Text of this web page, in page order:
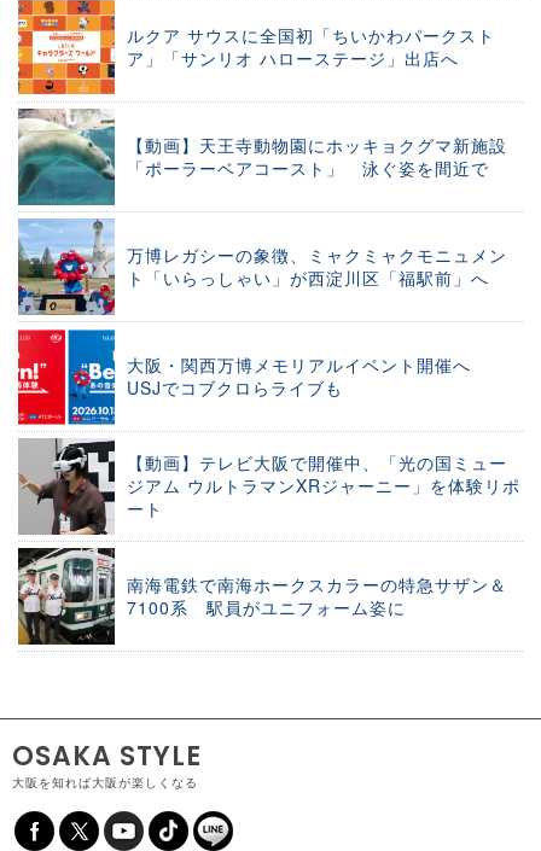
ルクア サウスに全国初「ちいかわパークスト
ア」「サンリオ ハローステージ」出店へ
【動画】天王寺動物園にホッキョクグマ新施設
「ポーラーベアコースト」 泳ぐ姿を間近で
万博レガシーの象徴、ミャクミャクモニュメン
ト「いらっしゃい」が西淀川区「福駅前」へ
大阪・関西万博メモリアルイベント開催へ
USJでコブクロらライブも
【動画】テレビ大阪で開催中、「光の国ミュー
ジアム ウルトラマンXRジャーニー」を体験リポ
ート
南海電鉄で南海ホークスカラーの特急サザン＆
7100系 駅員がユニフォーム姿に
OSAKA STYLE
大阪を知れば大阪が楽しくなる